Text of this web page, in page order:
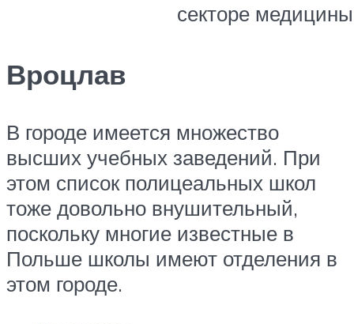
секторе медицины
Вроцлав
В городе имеется множество
высших учебных заведений. При
этом список полицеальных школ
тоже довольно внушительный,
поскольку многие известные в
Польше школы имеют отделения в
этом городе.